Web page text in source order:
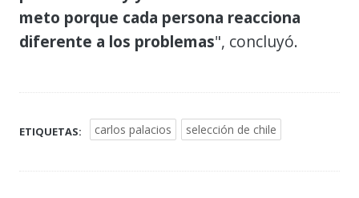
meto porque cada persona reacciona
diferente a los problemas", concluyó.
ETIQUETAS: carlos palacios selección de chile